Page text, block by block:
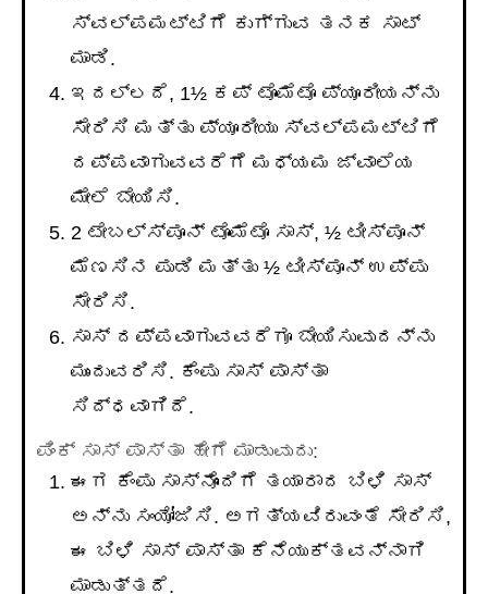
ಸ್ವಲ್ಪಮಟ್ಟಿಗೆ ಕುಗ್ಗುವ ತನಕ ಸಾಟ್
ಮಾಡಿ.
ಇದಲ್ಲದೆ, 1½ ಕಪ್ ಟೊಮೆಟೊ ಪ್ಯೂರೀಯನ್ನು
ಸೇರಿಸಿ ಮತ್ತು ಪ್ಯೂರೀಯು ಸ್ವಲ್ಪಮಟ್ಟಿಗೆ
ದಪ್ಪವಾಗುವವರೆಗೆ ಮಧ್ಯಮ ಜ್ವಾಲೆಯ
ಮೇಲೆ ಬೇಯಿಸಿ.
2 ಟೇಬಲ್ಸ್ಪೂನ್ ಟೊಮೆಟೊ ಸಾಸ್, ½ ಟೀಸ್ಪೂನ್
ಮೆಣಸಿನ ಪುಡಿ ಮತ್ತು ½ ಟೀಸ್ಪೂನ್ ಉಪ್ಪು
ಸೇರಿಸಿ.
ಸಾಸ್ ದಪ್ಪವಾಗುವವರೆಗೂ ಬೇಯಿಸುವುದನ್ನು
ಮುಂದುವರಿಸಿ. ಕೆಂಪು ಸಾಸ್ ಪಾಸ್ತಾ
ಸಿದ್ಧವಾಗಿದೆ.
ಪಿಂಕ್ ಸಾಸ್ ಪಾಸ್ತಾ ಹೇಗೆ ಮಾಡುವುದು:
ಈಗ ಕೆಂಪು ಸಾಸ್ನೊಂದಿಗೆ ತಯಾರಾದ ಬಿಳಿ ಸಾಸ್
ಅನ್ನು ಸಂಯೋಜಿಸಿ. ಅಗತ್ಯವಿರುವಂತೆ ಸೇರಿಸಿ,
ಈ ಬಿಳಿ ಸಾಸ್ ಪಾಸ್ತಾ ಕೆನೆಯುಕ್ತವನ್ನಾಗಿ
ಮಾಡುತ್ತದೆ.